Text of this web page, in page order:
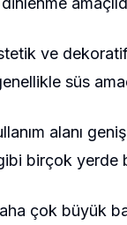
ve
süs
alanı
birçok yerde
çok büyük